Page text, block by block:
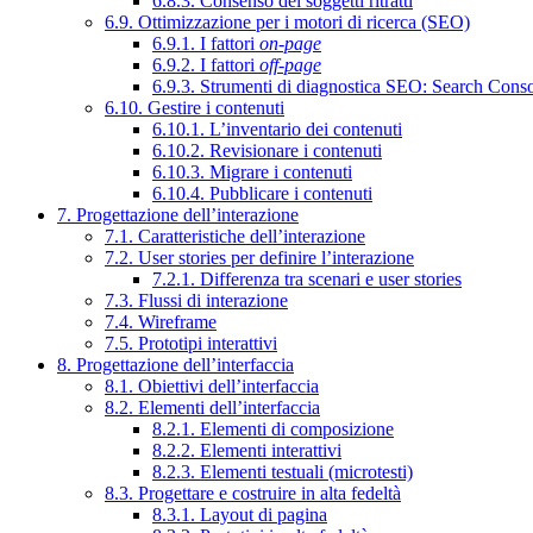
6.9. Ottimizzazione per i motori di ricerca (SEO)
6.9.1. I fattori on-page
6.9.2. I fattori off-page
6.9.3. Strumenti di diagnostica SEO: Search
6.10. Gestire i contenuti
6.10.1. L’inventario dei contenuti
6.10.2. Revisionare i contenuti
6.10.3. Migrare i contenuti
6.10.4. Pubblicare i contenuti
7. Progettazione dell’interazione
7.1. Caratteristiche dell’interazione
7.2. User stories per definire l’interazione
7.2.1. Differenza tra scenari e user stories
7.3. Flussi di interazione
7.4. Wireframe
7.5. Prototipi interattivi
8. Progettazione dell’interfaccia
8.1. Obiettivi dell’interfaccia
8.2. Elementi dell’interfaccia
8.2.1. Elementi di composizione
8.2.2. Elementi interattivi
8.2.3. Elementi testuali (microtesti)
8.3. Progettare e costruire in alta fedeltà
8.3.1. Layout di pagina